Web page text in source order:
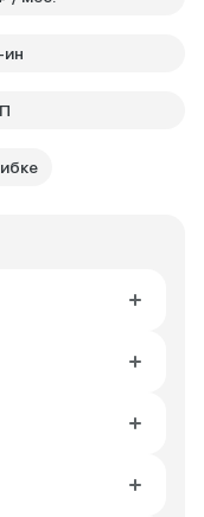
ин